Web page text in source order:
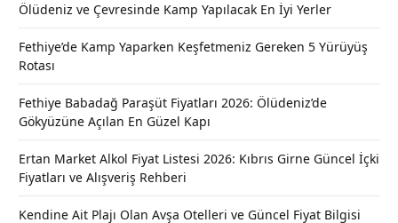
Ölüdeniz ve Çevresinde Kamp Yapılacak En İyi Yerler
Fethiye’de Kamp Yaparken Keşfetmeniz Gereken 5 Yürüyüş
Rotası
Fethiye Babadağ Paraşüt Fiyatları 2026: Ölüdeniz’de
Gökyüzüne Açılan En Güzel Kapı
Ertan Market Alkol Fiyat Listesi 2026: Kıbrıs Girne Güncel İçki
Fiyatları ve Alışveriş Rehberi
Kendine Ait Plajı Olan Avşa Otelleri ve Güncel Fiyat Bilgisi